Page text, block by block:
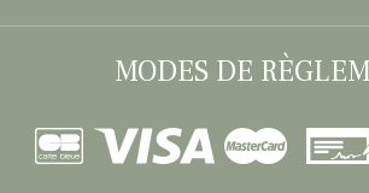
MODES DE